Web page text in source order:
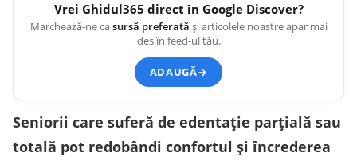
Vrei Ghidul365 direct în Google Discover?
Marchează-ne casursă preferată și articolele noastre apar mai
des în feed-ul tău.
ADAUGĂ→
Seniorii care suferă de edentație parțială sau
totală pot redobândi confortul și încrederea